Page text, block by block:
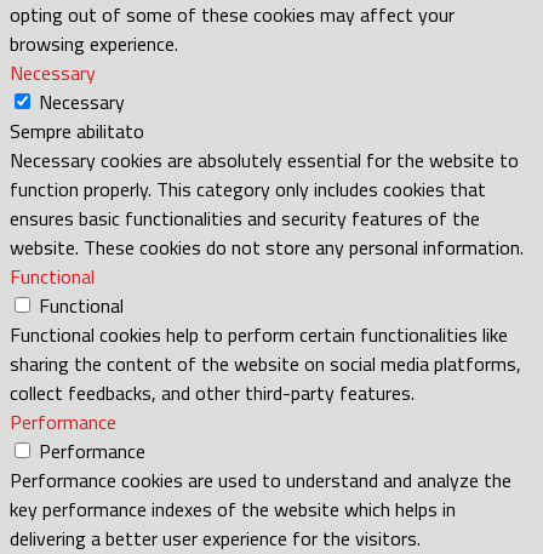
opting out of some of these cookies may affect your
browsing experience.
Necessary
Necessary
Sempre abilitato
Necessary cookies are absolutely essential for the website to
function properly. This category only includes cookies that
ensures basic functionalities and security features of the
website. These cookies do not store any personal information.
Functional
Functional
Functional cookies help to perform certain functionalities like
sharing the content of the website on social media platforms,
collect feedbacks, and other third-party features.
Performance
Performance
Performance cookies are used to understand and analyze the
key performance indexes of the website which helps in
delivering a better user experience for the visitors.